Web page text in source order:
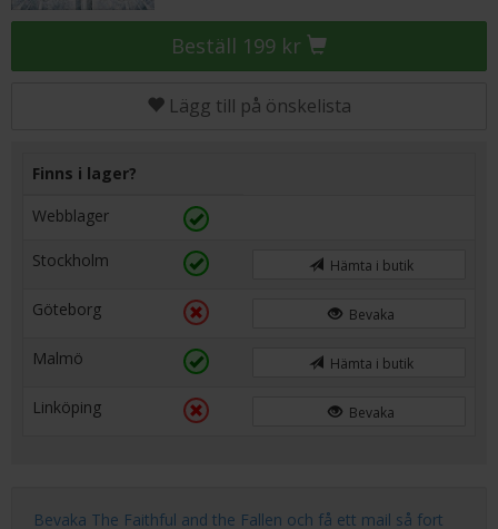
Beställ 199 kr
Lägg till på önskelista
Finns i lager?
Webblager
Stockholm Hämta i butik
Göteborg Bevaka
Malmö Hämta i butik
Linköping Bevaka
Bevaka The Faithful and the Fallen och få ett mail så fort